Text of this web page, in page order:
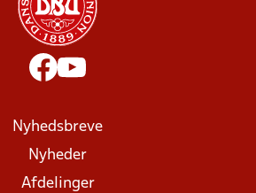
Nyhedsbreve
Nyheder
Afdelinger